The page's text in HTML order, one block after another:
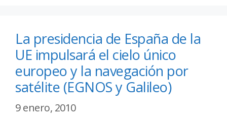
La presidencia de España de la
UE impulsará el cielo único
europeo y la navegación por
satélite (EGNOS y Galileo)
9 enero, 2010